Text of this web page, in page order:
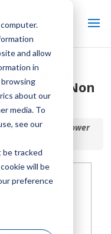
and allow
in
about our
media. To
see our
be tracked
will be
preference
torre
4500 – Non
della torre Aquatower